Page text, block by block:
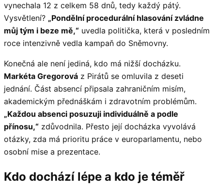
vynechala 12 z celkem 58 dnů, tedy každý pátý.
Vysvětlení? „Pondělní procedurální hlasování zvládne
můj tým i beze mě,“ uvedla politička, která v posledním
roce intenzivně vedla kampaň do Sněmovny.
Konečná ale není jediná, kdo má nižší docházku.
Markéta Gregorová z Pirátů se omluvila z deseti
jednání. Část absencí připsala zahraničním misím,
akademickým přednáškám i zdravotním problémům.
„Každou absenci posuzuji individuálně a podle
přínosu,“ zdůvodnila. Přesto její docházka vyvolává
otázky, zda má prioritu práce v europarlamentu, nebo
osobní mise a prezentace.
Kdo dochází lépe a kdo je téměř